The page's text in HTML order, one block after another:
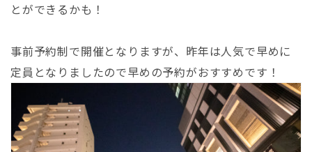
とができるかも！
事前予約制で開催となりますが、昨年は人気で早めに
定員となりましたので早めの予約がおすすめです！